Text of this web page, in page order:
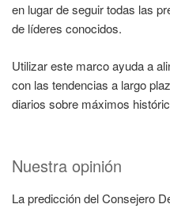
en lugar de seguir todas las
de líderes conocidos.
Utilizar este marco ayuda a
con las tendencias a largo
diarios sobre máximos
Nuestra opinión
La predicción del Consejero